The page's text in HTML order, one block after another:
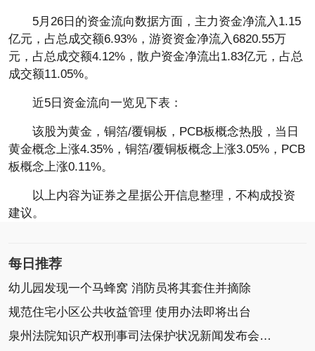
5月26日的资金流向数据方面，主力资金净流入1.15
亿元，占总成交额6.93%，游资资金净流入6820.55万
元，占总成交额4.12%，散户资金净流出1.83亿元，占总
成交额11.05%。
近5日资金流向一览见下表：
该股为黄金，铜箔/覆铜板，PCB板概念热股，当日
黄金概念上涨4.35%，铜箔/覆铜板概念上涨3.05%，PCB
板概念上涨0.11%。
以上内容为证券之星据公开信息整理，不构成投资
建议。
每日推荐
幼儿园发现一个马蜂窝 消防员将其套住并摘除
规范住宅小区公共收益管理 使用办法即将出台
泉州法院知识产权刑事司法保护状况新闻发布会召开